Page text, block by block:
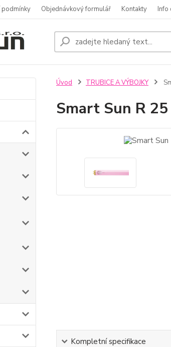
podmínky Objednávkový formulář Kontakty Info
Úvod TRUBICE A VÝBOJKY
Smart Sun R
Kompletní specifikace